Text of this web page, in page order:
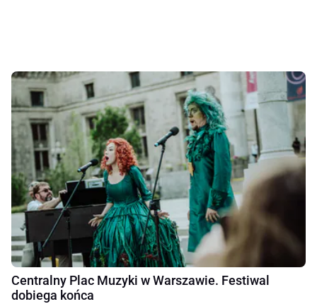
Centralny Plac Muzyki w Warszawie. Festiwal
dobiega końca